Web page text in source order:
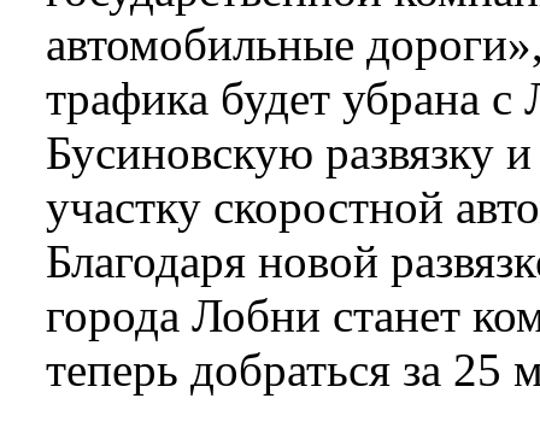
автомобильные
трафика будет убрана с
Бусиновскую развязку
участку скоростной
Благодаря новой
города Лобни станет
теперь добраться за 25